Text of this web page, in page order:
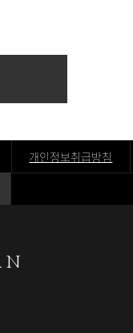
개인정보취급방침
N